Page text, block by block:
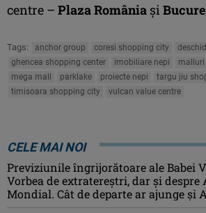
centre – Plaza România şi
Tags: anchor group coresi shopping city
ghencea shopping center
imobiliare nepi
mega mall
parklake proiecte nepi
targu jiu
timisoara shopping city
vulcan value centre
CELE MAI NOI
Previziunile îngrijorătoare ale Babei
Vorbea de extratereștri, dar și despre
Mondial. Cât de departe ar ajunge și